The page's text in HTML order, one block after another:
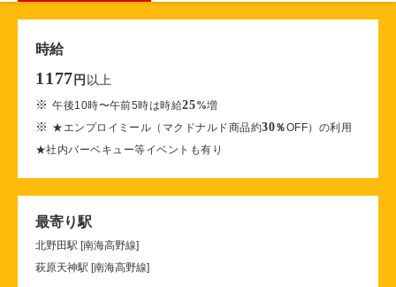
時給
1177 円 以上
※午後10時〜午前5時は時給25%増
※ ★エンプロイミール（マクドナルド商品約30％OFF）の利用
★社内バーベキュー等イベントも有り
最寄り駅
北野田駅 [南海高野線]
萩原天神駅 [南海高野線]